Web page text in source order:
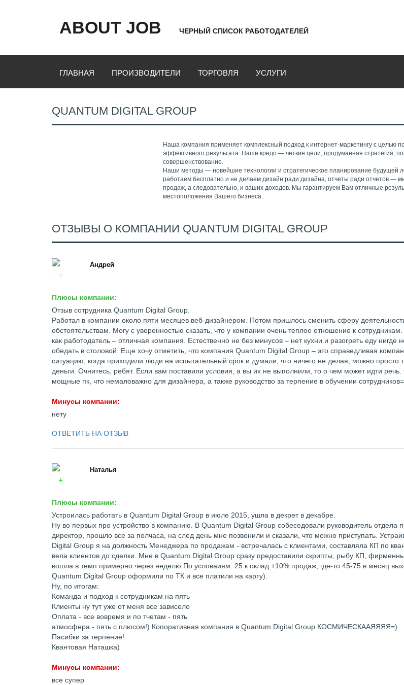
ABOUT JOB ЧЕРНЫЙ СПИСОК РАБОТОДАТЕЛЕЙ
ГЛАВНАЯ ПРОИЗВОДИТЕЛИ ТОРГОВЛЯ УСЛУГИ
QUANTUM DIGITAL GROUP
Наша компания применяет комплексный подход к интернет-маркетингу с целью
эффективного результата. Наше кредо — четкие цели, продуманная стратегия,
совершенствование.
Наши методы — новейшие технологии и стратегическое планирование будущей
работаем бесплатно и не делаем дизайн ради дизайна, отчеты ради отчетов —
продаж, а следовательно, и ваших доходов. Мы гарантируем Вам отличные
местоположения Вашего бизнеса.
ОТЗЫВЫ О КОМПАНИИ QUANTUM DIGITAL GROUP
Андрей
Плюсы компании:
Отзыв сотрудника Quantum Digital Group.
Работал в компании около пяти месяцев веб-дизайнером. Потом пришлось сменить сферу
обстоятельствам. Могу с уверенностью сказать, что у компании очень теплое отношение к
как работодатель – отличная компания. Естественно не без минусов – нет кухни и разогреть еду нигде
обедать в столовой. Еще хочу отметить, что компания Quantum Digital Group – это справедливая
ситуацию, когда приходили люди на испытательный срок и думали, что ничего не делая, можно просто
деньги. Очнитесь, ребят. Если вам поставили условия, а вы их не выполнили, то о чем может идти
мощные пк, что немаловажно для дизайнера, а также руководство за терпение в обучении
Минусы компании:
нету
ОТВЕТИТЬ НА ОТЗЫВ
Наталья
Плюсы компании:
Устроилась работать в Quantum Digital Group в июле 2015, ушла в декрет в декабре.
Ну во первых про устройство в компанию. В Quantum Digital Group собеседовали руководитель отдела
директор, прошло все за полчаса, на след день мне позвонили и сказали, что можно приступать.
Digital Group я на должность Менеджера по продажам - встречалась с клиентами, составляла КП по
вела клиентов до сделки. Мне в Quantum Digital Group сразу предоставили скрипты, рыбу КП,
вошла в темп примерно через неделю.По условаиям: 25 к оклад +10% продаж, где-то 45-75 в месяц
Quantum Digital Group оформили по ТК и все платили на карту).
Ну, по итогам:
Команда и подход к сотрудникам на пять
Клиенты ну тут уже от меня все зависело
Оплата - все вовремя и по тчетам - пять
атмосфера - пять с плюсом!) Копоративная компания в Quantum Digital Group КОСМИЧЕСКААЯЯЯЯ=)
Пасибки за терпение!
Квантовая Наташка)
Минусы компании:
все супер